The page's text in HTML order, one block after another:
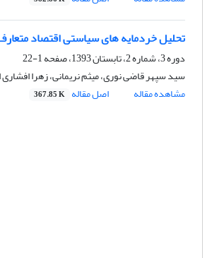
تحلیل خردمایه های سیاستی اقتصاد
دوره 3، شماره 2، تابستان 1393، صفحه
1-22
سید سپهر قاضی نوری، میثم نریمانی، زهرا
مشاهده مقاله
اصل مقاله 367.85 K